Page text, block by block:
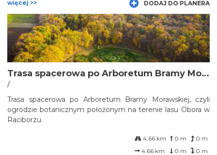
więcej >> DODAJ DO PLANERA
Trasa spacerowa po Arboretum Bramy Morawskiej
/
Trasa spacerowa po Arboretum Bramy Morawskiej, czyli
ogrodzie botanicznym położonym na terenie lasu Obora w
Raciborzu.
4.66 km 0 m
0 m
4.66 km
0 m 0 m